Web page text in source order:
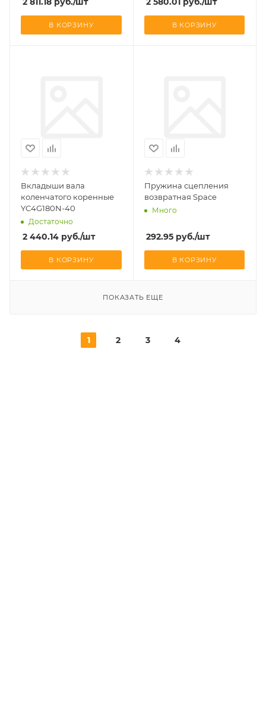
В КОРЗИНУ В КОРЗИНУ
Вкладыши вала
коленчатого коренные
YC4G180N-40
Достаточно
2 440.14 руб./шт
В КОРЗИНУ
Пружина сцепления
возвратная Space
Много
292.95руб./шт
В КОРЗИНУ
ПОКАЗАТЬ ЕЩЕ
1 2 3 4